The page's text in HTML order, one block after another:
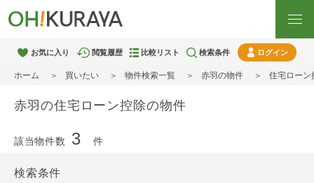
お気に入り 閲覧履歴 比較リスト 検索条件 ログイン
ホーム 買いたい 物件検索一覧 赤羽の物件 住宅ローン
赤羽の住宅ローン控除の物件
該当物件数 3 件
検索条件